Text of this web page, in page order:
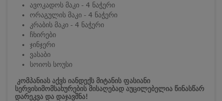
ავოკადოს მაკი - 4 ნაჭერი
ორაგულის მაკი - 4 ნაჭერი
კრაბის მაკი - 4 ნაჭერი
ჩხირები
ჯინჯერი
ვასაბი
სოიოს სოუსი
კომპანიას აქვს იანდექს მიტანის ფასიანი
სერვისიმომსახურების მისაღებად აუცილებელია წინასწარ
დარეკვა და დაჯავშნა!